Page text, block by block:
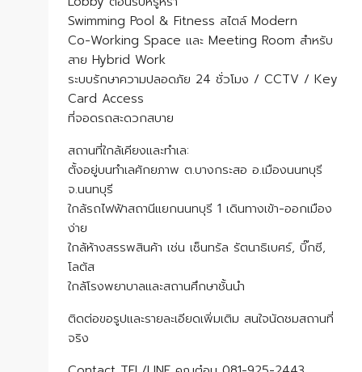
Swimming Pool & Fitness สไตล์ Modern
Co-Working Space และ Meeting Room สำหรับ
สาย Hybrid Work
ระบบรักษาความปลอดภัย 24 ชั่วโมง / CCTV / Key
Card Access
ที่จอดรถสะดวกสบาย
สถานที่ใกล้เคียงและทำเล:
ตั้งอยู่บนทำเลศักยภาพ ต.บางกระสอ อ.เมืองนนทบุรี
จ.นนทบุรี
ใกล้รถไฟฟ้าสถานีแยกนนทบุรี 1 เดินทางเข้า-ออกเมือง
ง่าย
ใกล้ห้างสรรพสินค้า เช่น เซ็นทรัล รัตนาธิเบศร์, บิ๊กซี,
โลตัส
ใกล้โรงพยาบาลและสถานศึกษาชั้นนำ
ติดต่อขอรูปและรายละเอียดเพิ่มเติม สนใจนัดชมสถานที่
จริง